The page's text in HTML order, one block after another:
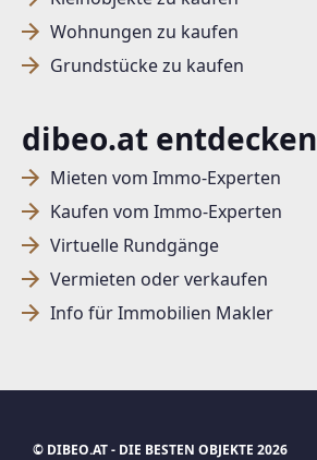
Wohnungen zu kaufen
Grundstücke zu kaufen
dibeo.at entdecken
Mieten vom Immo-Experten
Kaufen vom Immo-Experten
Virtuelle Rundgänge
Vermieten oder verkaufen
Info für Immobilien Makler
© DIBEO.AT - DIE BESTEN OBJEKTE 2026